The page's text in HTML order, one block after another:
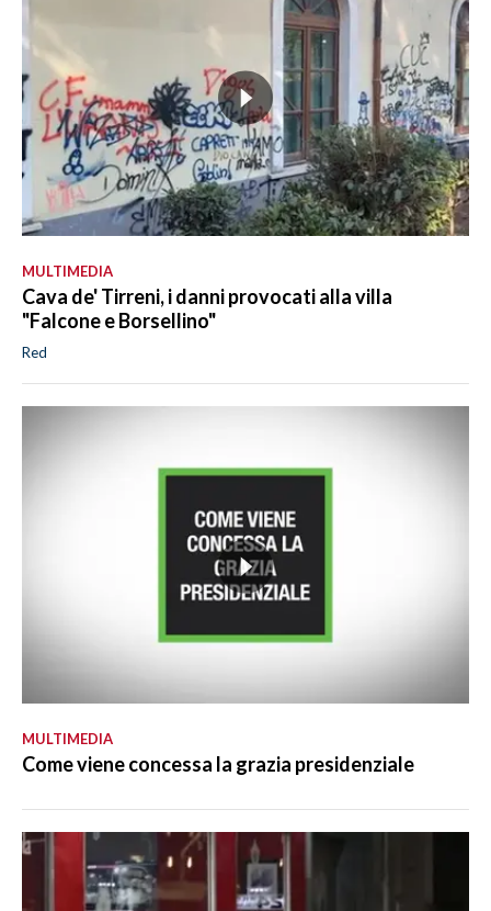
MULTIMEDIA
Cava de' Tirreni, i danni provocati alla villa
"Falcone e Borsellino"
Red
MULTIMEDIA
Come viene concessa la grazia presidenziale